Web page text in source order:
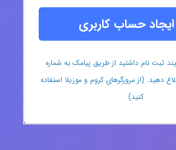
ایجاد حساب کاربری
ثبت نام داشتید از طریق پیامک به شماره
اطلاع دهید. (از مرورگرهای کروم و موزیلا استفاده
کنید)